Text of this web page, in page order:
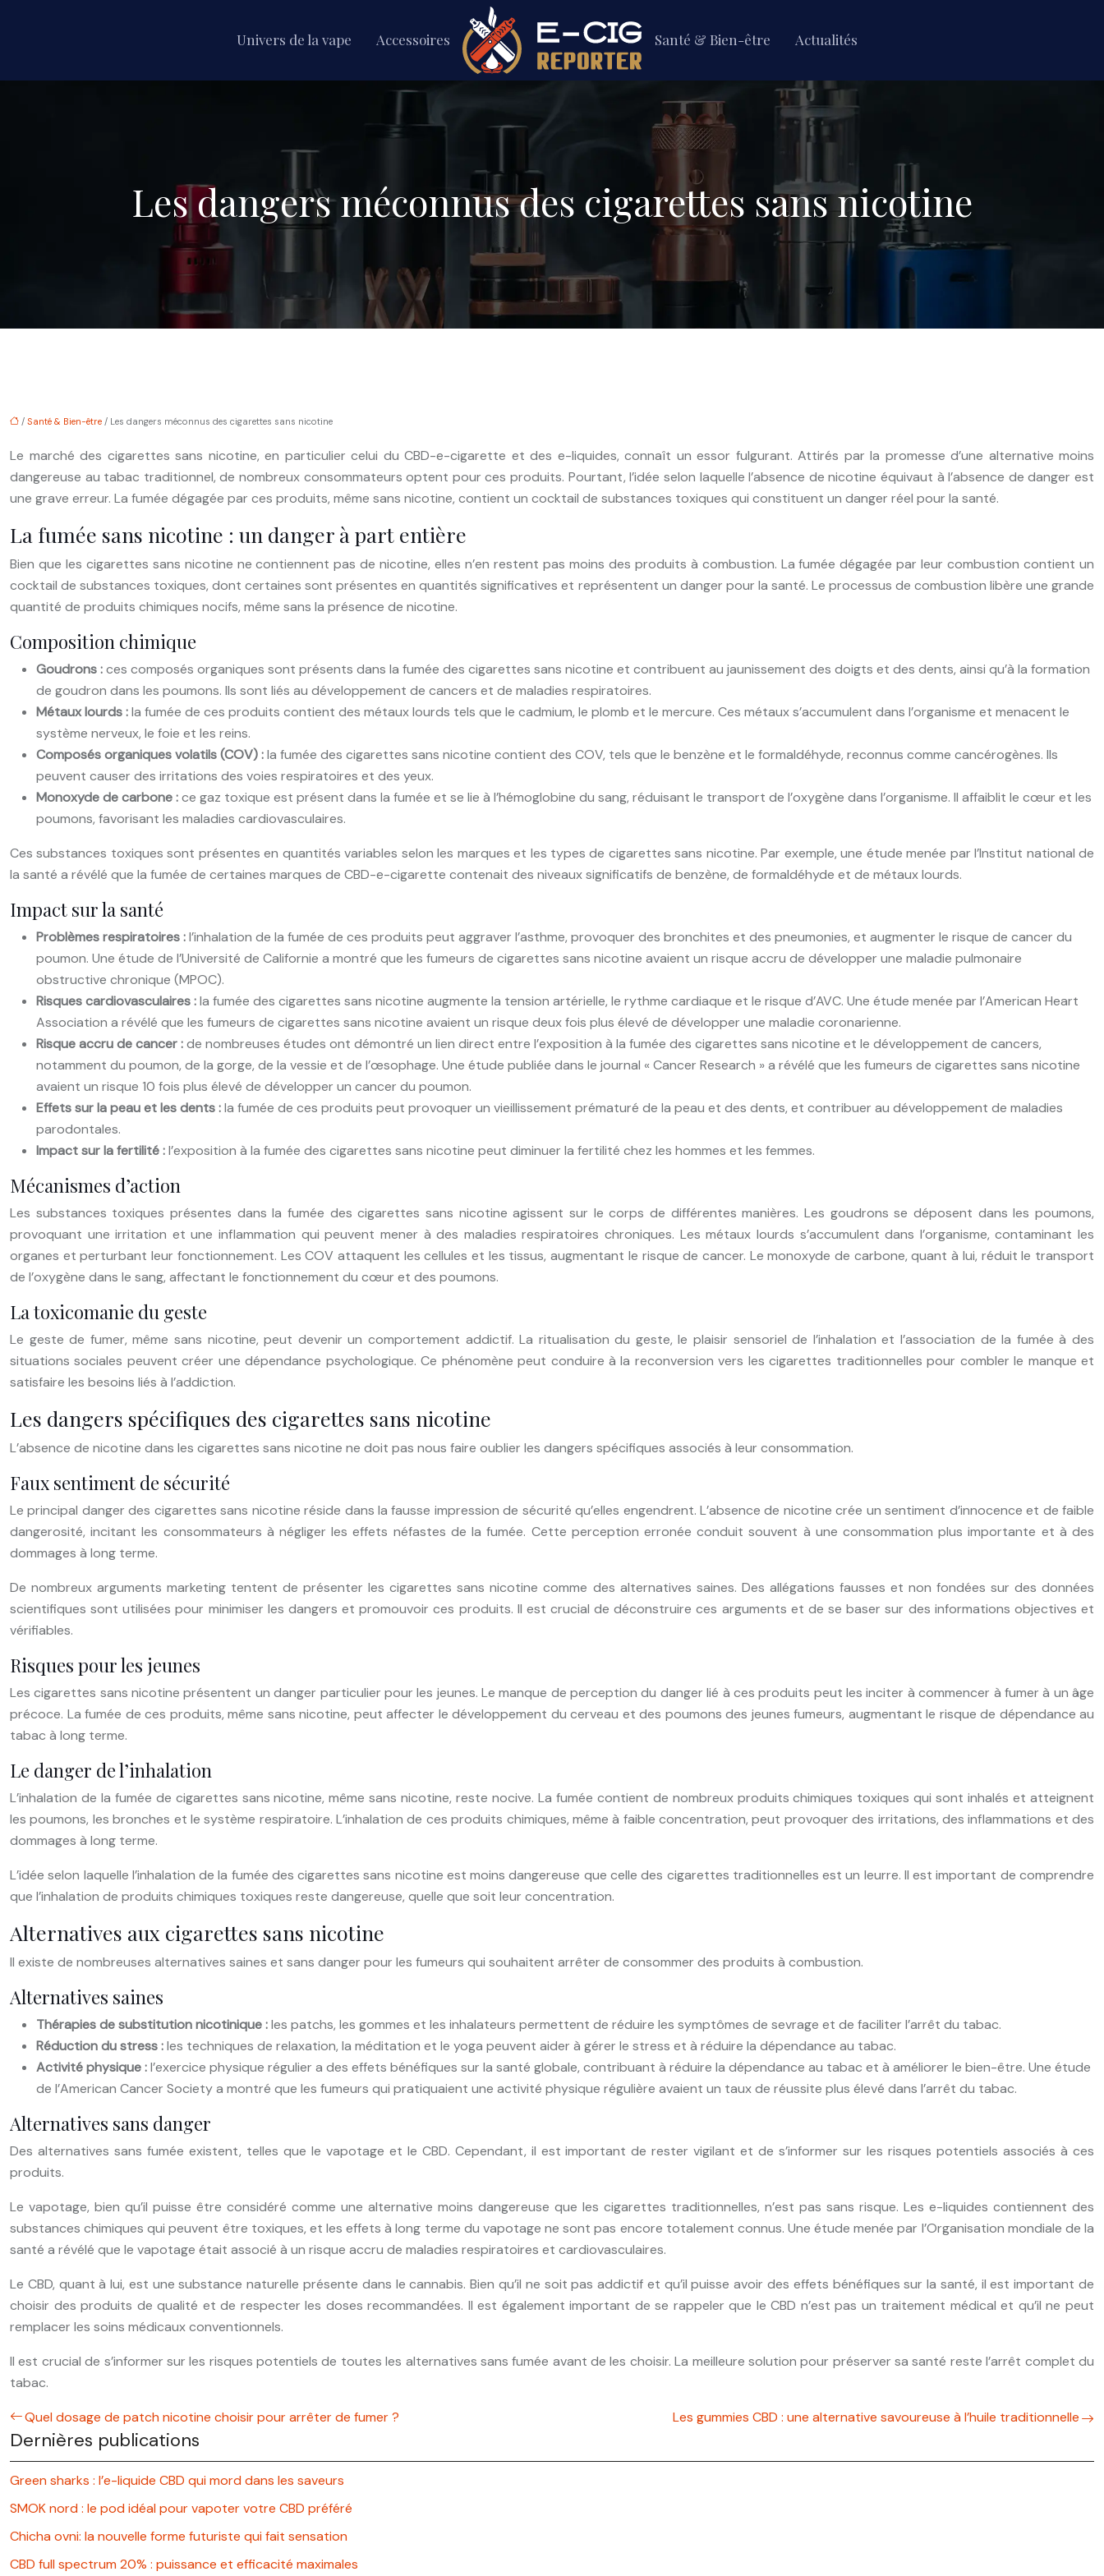
Accessoires
Univers de la vape Santé & Bien-être Actualités
Les dangers méconnus des cigarettes sans nicotine
/ Santé & Bien-être / Les dangers méconnus des cigarettes sans nicotine
Le marché des cigarettes sans nicotine, en particulier celui du CBD-e-cigarette et des e-liquides, connaît un essor fulgurant. Attirés par la promesse d’une alternative moins
dangereuse au tabac traditionnel, de nombreux consommateurs optent pour ces produits. Pourtant, l’idée selon laquelle l’absence de nicotine équivaut à l’absence de danger est
une grave erreur. La fumée dégagée par ces produits, même sans nicotine, contient un cocktail de substances toxiques qui constituent un danger réel pour la santé.
La fumée sans nicotine : un danger à part entière
Bien que les cigarettes sans nicotine ne contiennent pas de nicotine, elles n’en restent pas moins des produits à combustion. La fumée dégagée par leur combustion contient un
cocktail de substances toxiques, dont certaines sont présentes en quantités significatives et représentent un danger pour la santé. Le processus de combustion libère une grande
quantité de produits chimiques nocifs, même sans la présence de nicotine.
Composition chimique
Goudrons :ces composés organiques sont présents dans la fumée des cigarettes sans nicotine et contribuent au jaunissement des doigts et des dents, ainsi qu’à la formation
de goudron dans les poumons. Ils sont liés au développement de cancers et de maladies respiratoires.
Métaux lourds :la fumée de ces produits contient des métaux lourds tels que le cadmium, le plomb et le mercure. Ces métaux s’accumulent dans l’organisme et menacent le
système nerveux, le foie et les reins.
Composés organiques volatils (COV) :la fumée des cigarettes sans nicotine contient des COV, tels que le benzène et le formaldéhyde, reconnus comme cancérogènes. Ils
peuvent causer des irritations des voies respiratoires et des yeux.
Monoxyde de carbone :ce gaz toxique est présent dans la fumée et se lie à l’hémoglobine du sang, réduisant le transport de l’oxygène dans l’organisme. Il affaiblit le cœur et les
poumons, favorisant les maladies cardiovasculaires.
Ces substances toxiques sont présentes en quantités variables selon les marques et les types de cigarettes sans nicotine. Par exemple, une étude menée par l’Institut national de
la santé a révélé que la fumée de certaines marques de CBD-e-cigarette contenait des niveaux significatifs de benzène, de formaldéhyde et de métaux lourds.
Impact sur la santé
Problèmes respiratoires :l’inhalation de la fumée de ces produits peut aggraver l’asthme, provoquer des bronchites et des pneumonies, et augmenter le risque de cancer du
poumon. Une étude de l’Université de Californie a montré que les fumeurs de cigarettes sans nicotine avaient un risque accru de développer une maladie pulmonaire
obstructive chronique (MPOC).
Risques cardiovasculaires :la fumée des cigarettes sans nicotine augmente la tension artérielle, le rythme cardiaque et le risque d’AVC. Une étude menée par l’American Heart
Association a révélé que les fumeurs de cigarettes sans nicotine avaient un risque deux fois plus élevé de développer une maladie coronarienne.
Risque accru de cancer :de nombreuses études ont démontré un lien direct entre l’exposition à la fumée des cigarettes sans nicotine et le développement de cancers,
notamment du poumon, de la gorge, de la vessie et de l’œsophage. Une étude publiée dans le journal « Cancer Research » a révélé que les fumeurs de cigarettes sans nicotine
avaient un risque 10 fois plus élevé de développer un cancer du poumon.
Effets sur la peau et les dents :la fumée de ces produits peut provoquer un vieillissement prématuré de la peau et des dents, et contribuer au développement de maladies
parodontales.
Impact sur la fertilité :l’exposition à la fumée des cigarettes sans nicotine peut diminuer la fertilité chez les hommes et les femmes.
Mécanismes d’action
Les substances toxiques présentes dans la fumée des cigarettes sans nicotine agissent sur le corps de différentes manières. Les goudrons se déposent dans les poumons,
provoquant une irritation et une inflammation qui peuvent mener à des maladies respiratoires chroniques. Les métaux lourds s’accumulent dans l’organisme, contaminant les
organes et perturbant leur fonctionnement. Les COV attaquent les cellules et les tissus, augmentant le risque de cancer. Le monoxyde de carbone, quant à lui, réduit le transport
de l’oxygène dans le sang, affectant le fonctionnement du cœur et des poumons.
La toxicomanie du geste
Le geste de fumer, même sans nicotine, peut devenir un comportement addictif. La ritualisation du geste, le plaisir sensoriel de l’inhalation et l’association de la fumée à des
situations sociales peuvent créer une dépendance psychologique. Ce phénomène peut conduire à la reconversion vers les cigarettes traditionnelles pour combler le manque et
satisfaire les besoins liés à l’addiction.
Les dangers spécifiques des cigarettes sans nicotine
L’absence de nicotine dans les cigarettes sans nicotine ne doit pas nous faire oublier les dangers spécifiques associés à leur consommation.
Faux sentiment de sécurité
Le principal danger des cigarettes sans nicotine réside dans la fausse impression de sécurité qu’elles engendrent. L’absence de nicotine crée un sentiment d’innocence et de faible
dangerosité, incitant les consommateurs à négliger les effets néfastes de la fumée. Cette perception erronée conduit souvent à une consommation plus importante et à des
dommages à long terme.
De nombreux arguments marketing tentent de présenter les cigarettes sans nicotine comme des alternatives saines. Des allégations fausses et non fondées sur des données
scientifiques sont utilisées pour minimiser les dangers et promouvoir ces produits. Il est crucial de déconstruire ces arguments et de se baser sur des informations objectives et
vérifiables.
Risques pour les jeunes
Les cigarettes sans nicotine présentent un danger particulier pour les jeunes. Le manque de perception du danger lié à ces produits peut les inciter à commencer à fumer à un âge
précoce. La fumée de ces produits, même sans nicotine, peut affecter le développement du cerveau et des poumons des jeunes fumeurs, augmentant le risque de dépendance au
tabac à long terme.
Le danger de l’inhalation
L’inhalation de la fumée de cigarettes sans nicotine, même sans nicotine, reste nocive. La fumée contient de nombreux produits chimiques toxiques qui sont inhalés et atteignent
les poumons, les bronches et le système respiratoire. L’inhalation de ces produits chimiques, même à faible concentration, peut provoquer des irritations, des inflammations et des
dommages à long terme.
L’idée selon laquelle l’inhalation de la fumée des cigarettes sans nicotine est moins dangereuse que celle des cigarettes traditionnelles est un leurre. Il est important de comprendre
que l’inhalation de produits chimiques toxiques reste dangereuse, quelle que soit leur concentration.
Alternatives aux cigarettes sans nicotine
Il existe de nombreuses alternatives saines et sans danger pour les fumeurs qui souhaitent arrêter de consommer des produits à combustion.
Alternatives saines
Thérapies de substitution nicotinique :les patchs, les gommes et les inhalateurs permettent de réduire les symptômes de sevrage et de faciliter l’arrêt du tabac.
Réduction du stress :les techniques de relaxation, la méditation et le yoga peuvent aider à gérer le stress et à réduire la dépendance au tabac.
Activité physique :l’exercice physique régulier a des effets bénéfiques sur la santé globale, contribuant à réduire la dépendance au tabac et à améliorer le bien-être. Une étude
de l’American Cancer Society a montré que les fumeurs qui pratiquaient une activité physique régulière avaient un taux de réussite plus élevé dans l’arrêt du tabac.
Alternatives sans danger
Des alternatives sans fumée existent, telles que le vapotage et le CBD. Cependant, il est important de rester vigilant et de s’informer sur les risques potentiels associés à ces
produits.
Le vapotage, bien qu’il puisse être considéré comme une alternative moins dangereuse que les cigarettes traditionnelles, n’est pas sans risque. Les e-liquides contiennent des
substances chimiques qui peuvent être toxiques, et les effets à long terme du vapotage ne sont pas encore totalement connus. Une étude menée par l’Organisation mondiale de la
santé a révélé que le vapotage était associé à un risque accru de maladies respiratoires et cardiovasculaires.
Le CBD, quant à lui, est une substance naturelle présente dans le cannabis. Bien qu’il ne soit pas addictif et qu’il puisse avoir des effets bénéfiques sur la santé, il est important de
choisir des produits de qualité et de respecter les doses recommandées. Il est également important de se rappeler que le CBD n’est pas un traitement médical et qu’il ne peut
remplacer les soins médicaux conventionnels.
Il est crucial de s’informer sur les risques potentiels de toutes les alternatives sans fumée avant de les choisir. La meilleure solution pour préserver sa santé reste l’arrêt complet du
tabac.
Quel dosage de patch nicotine choisir pour arrêter de fumer ?
Les gummies CBD : une alternative savoureuse à l’huile traditionnelle
Dernières publications
Green sharks : l’e-liquide CBD qui mord dans les saveurs
SMOK nord : le pod idéal pour vapoter votre CBD préféré
Chicha ovni: la nouvelle forme futuriste qui fait sensation
CBD full spectrum 20% : puissance et efficacité maximales